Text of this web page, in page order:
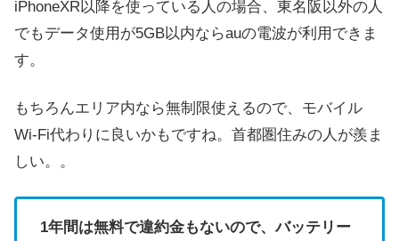
iPhoneXR以降を使っている人の場合、東名阪以外の人
でもデータ使用が5GB以内ならauの電波が利用できま
す。
もちろんエリア内なら無制限使えるので、モバイル
Wi-Fi代わりに良いかもですね。首都圏住みの人が羨ま
しい。。
1年間は無料で違約金もないので、バッテリー